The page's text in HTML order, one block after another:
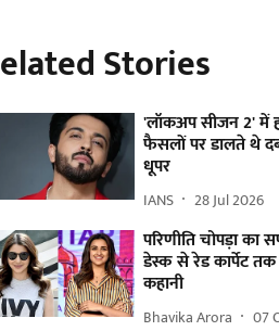
Stories
'लॉकअप सीजन 2' में
फैसलों पर डालते थे
धूपर
IANS 28 Jul 2026
परिणीति चोपड़ा का
डेस्क से रेड कार्पेट तक
कहानी
Bhavika Arora 07